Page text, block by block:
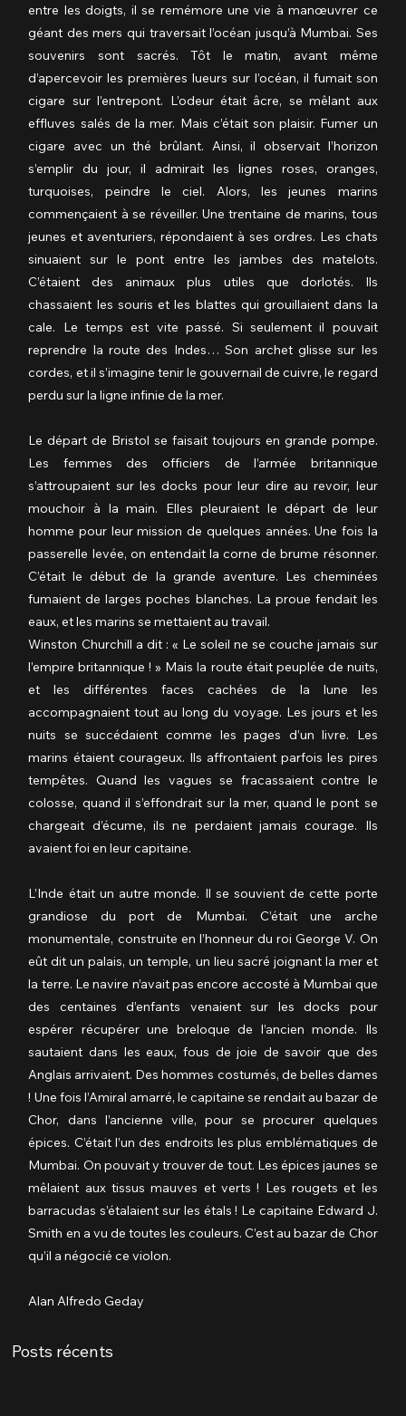
entre les doigts, il se remémore une vie à manœuvrer ce
géant des mers qui traversait l’océan jusqu’à Mumbai. Ses
souvenirs sont sacrés. Tôt le matin, avant même
d’apercevoir les premières lueurs sur l’océan, il fumait son
cigare sur l’entrepont. L’odeur était âcre, se mêlant aux
effluves salés de la mer. Mais c’était son plaisir. Fumer un
cigare avec un thé brûlant. Ainsi, il observait l’horizon
s’emplir du jour, il admirait les lignes roses, oranges,
turquoises, peindre le ciel. Alors, les jeunes marins
commençaient à se réveiller. Une trentaine de marins, tous
jeunes et aventuriers, répondaient à ses ordres. Les chats
sinuaient sur le pont entre les jambes des matelots.
C’étaient des animaux plus utiles que dorlotés. Ils
chassaient les souris et les blattes qui grouillaient dans la
cale. Le temps est vite passé. Si seulement il pouvait
reprendre la route des Indes… Son archet glisse sur les
cordes, et il s’imagine tenir le gouvernail de cuivre, le regard
perdu sur la ligne infinie de la mer.
Le départ de Bristol se faisait toujours en grande pompe.
Les femmes des officiers de l’armée britannique
s’attroupaient sur les docks pour leur dire au revoir, leur
mouchoir à la main. Elles pleuraient le départ de leur
homme pour leur mission de quelques années. Une fois la
passerelle levée, on entendait la corne de brume résonner.
C’était le début de la grande aventure. Les cheminées
fumaient de larges poches blanches. La proue fendait les
eaux, et les marins se mettaient au travail.
Winston Churchill a dit : « Le soleil ne se couche jamais sur
l’empire britannique ! » Mais la route était peuplée de nuits,
et les différentes faces cachées de la lune les
accompagnaient tout au long du voyage. Les jours et les
nuits se succédaient comme les pages d’un livre. Les
marins étaient courageux. Ils affrontaient parfois les pires
tempêtes. Quand les vagues se fracassaient contre le
colosse, quand il s’effondrait sur la mer, quand le pont se
chargeait d’écume, ils ne perdaient jamais courage. Ils
avaient foi en leur capitaine.
L’Inde était un autre monde. Il se souvient de cette porte
grandiose du port de Mumbai. C’était une arche
monumentale, construite en l’honneur du roi George V. On
eût dit un palais, un temple, un lieu sacré joignant la mer et
la terre. Le navire n’avait pas encore accosté à Mumbai que
des centaines d’enfants venaient sur les docks pour
espérer récupérer une breloque de l’ancien monde. Ils
sautaient dans les eaux, fous de joie de savoir que des
Anglais arrivaient. Des hommes costumés, de belles dames
! Une fois l’Amiral amarré, le capitaine se rendait au bazar de
Chor, dans l’ancienne ville, pour se procurer quelques
épices. C’était l’un des endroits les plus emblématiques de
Mumbai. On pouvait y trouver de tout. Les épices jaunes se
mêlaient aux tissus mauves et verts ! Les rougets et les
barracudas s’étalaient sur les étals ! Le capitaine Edward J.
Smith en a vu de toutes les couleurs. C’est au bazar de Chor
qu’il a négocié ce violon.
Alan Alfredo Geday
Posts récents